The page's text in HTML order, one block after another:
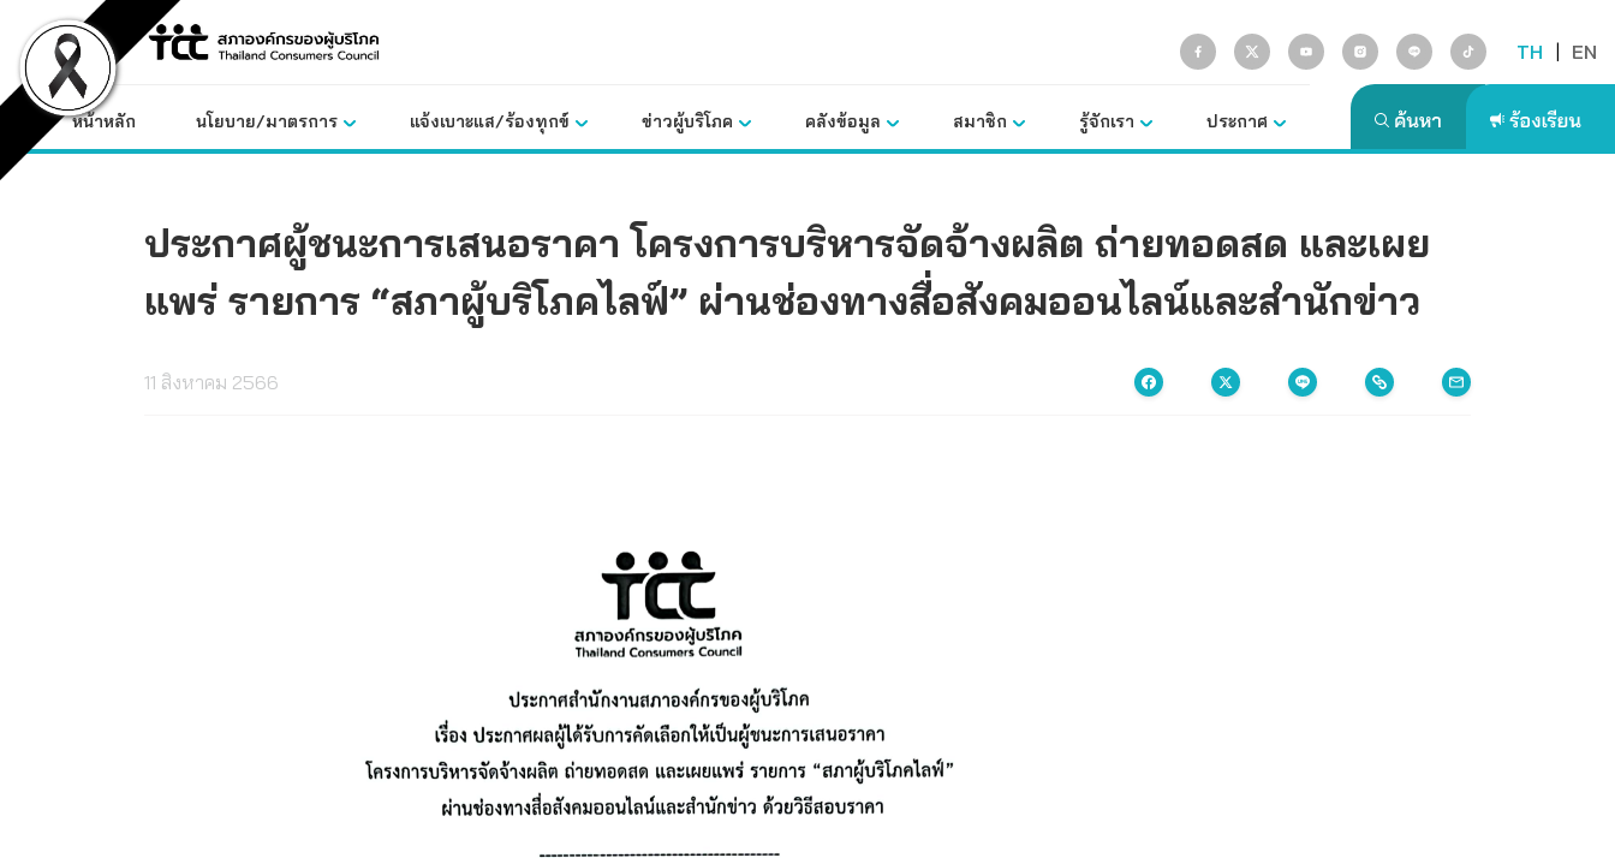
content
TH | EN
หน้าหลัก นโยบาย/มาตรการ แจ้งเบาะแส/ร้องทุกข์ ข่าวผู้บริโภค คลังข้อมูล สมาชิก รู้จักเรา ประกาศ
ประกาศผู้ชนะการเสนอราคา โครงการบริหารจัดจ้างผลิต ถ่ายทอดสด และเผย
แพร่ รายการ “สภาผู้บริโภคไลฟ์” ผ่านช่องทางสื่อสังคมออนไลน์และสำนักข่าว
11 สิงหาคม 2566